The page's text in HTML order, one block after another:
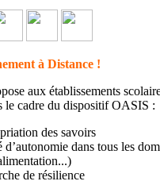
à Distance !
aux établissements
le cadre du dispositif OASIS :
des savoirs
d’autonomie dans tous les
de résilience